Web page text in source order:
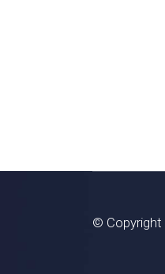
© Copyright